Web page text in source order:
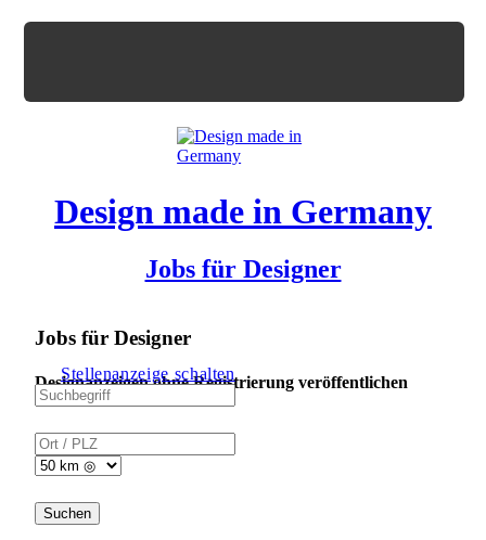
Design made in Germany
Jobs für Designer
Jobs für Designer
Designanzeigen ohne Registrierung veröffentlichen
Stellenanzeige schalten